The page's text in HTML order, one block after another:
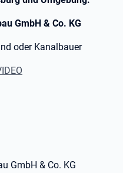
GmbH & Co. KG
oder Kanalbauer
GmbH & Co. KG